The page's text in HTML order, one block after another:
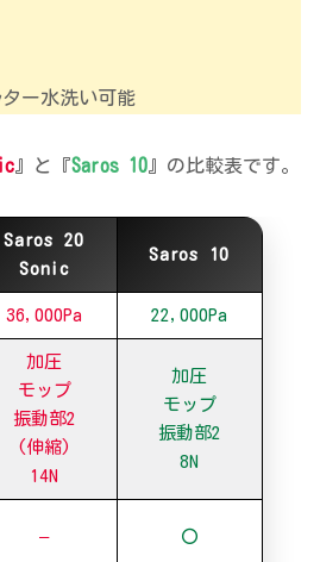
ター水洗い可能
』と『Saros 10』の比較表です。
Saros 20
Sonic
Saros 10
36,000Pa 22,000Pa
加圧
モップ
振動部2
(伸縮)
14N
加圧
モップ
振動部2
8N
– 〇